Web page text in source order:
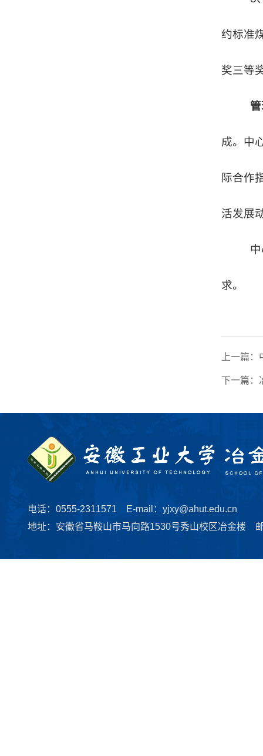
约标准
奖三等
成。中
际合作
活发展
求。
上一篇：
下一篇：
电话：0555-2311571 E-mail：yjxy@ahut.edu.cn
地址：安徽省马鞍山市马向路1530号秀山校区冶金楼